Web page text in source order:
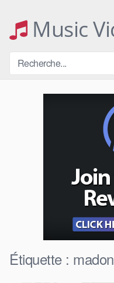
contentMusic
Étiquette :